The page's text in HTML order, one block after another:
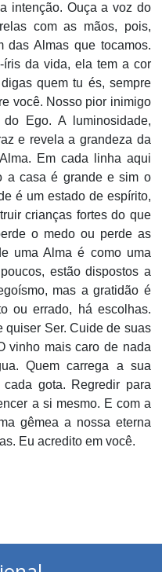
intenção. Ouça a voz do
com as mãos, pois,
das Almas que tocamos.
íris da vida, ela tem a cor
quem tu és, sempre
você. Nosso pior inimigo
Ego. A luminosidade,
e revela a grandeza da
Em cada linha aqui
a casa é grande e sim o
é um estado de espírito,
crianças fortes do que
o medo ou perde as
uma Alma é como uma
estão dispostos a
mas a gratidão é
ou errado, há escolhas.
quiser Ser. Cuide de suas
vinho mais caro de nada
Quem carrega a sua
gota. Regredir para
a si mesmo. E com a
gêmea a nossa eterna
Eu acredito em você.